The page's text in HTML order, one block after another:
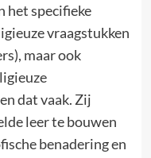
het specifieke
vraagstukken
maar ook
dat vaak. Zij
leer te bouwen
benadering en